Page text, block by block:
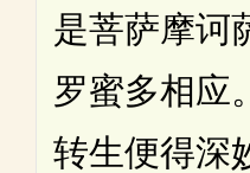
是菩萨摩诃
罗蜜多相应
转生便得深